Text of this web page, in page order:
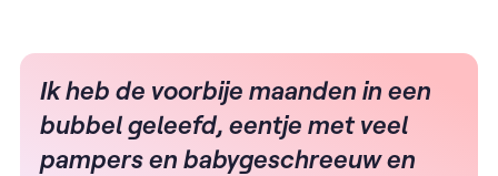
Ik heb de voorbije maanden in een
bubbel geleefd, eentje met veel
pampers en babygeschreeuw en